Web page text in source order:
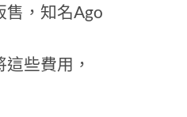
售，知名Ago
些費用，